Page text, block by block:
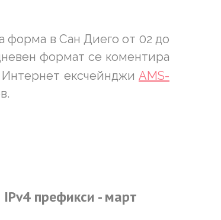
форма в Сан Диего от 02 до
формат се коментира
ексчейнджи AMS-
IPv4 префикси - март